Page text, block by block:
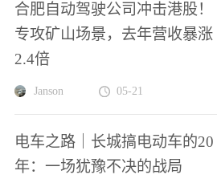
合肥自动驾驶公司冲击港股！
专攻矿山场景，去年营收暴涨
2.4倍
Janson 05-21
电车之路｜长城搞电动车的20
年：一场犹豫不决的战局